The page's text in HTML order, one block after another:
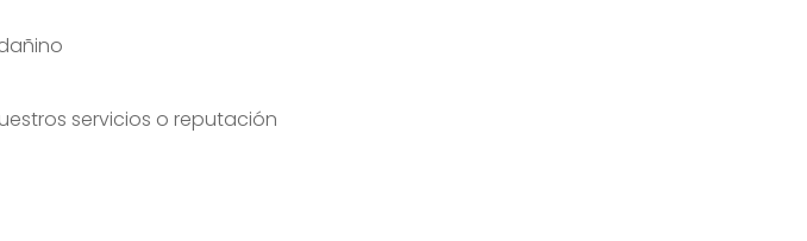
servicios o reputación